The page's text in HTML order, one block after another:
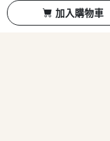
加入購物車